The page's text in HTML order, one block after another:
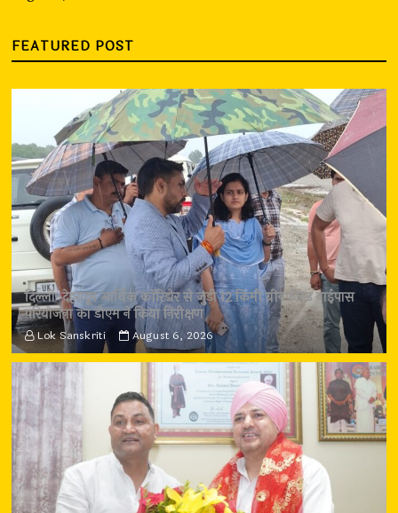
FEATURED POST
दिल्ली-देहरादून आर्थिक कॉरिडोर से जुड़ी 12 किमी ग्रीनफील्ड बाईपास
परियोजना का डीएम ने किया निरीक्षण
Lok Sanskriti August 6, 2026